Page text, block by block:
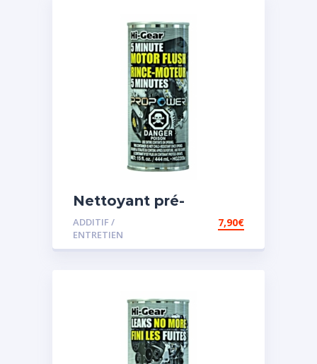
Nettoyant pré-
vidange
ADDITIF /
ENTRETIEN
7,90€